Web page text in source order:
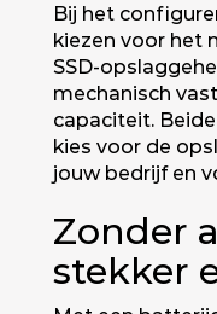
Bij het
kiezen voor het
SSD-
mechanisch
capaciteit.
kies voor de
jouw bedrijf en
Zonder
stekker